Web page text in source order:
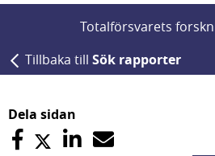
Totalförsvarets
Tillbaka till Sök rapporter
Dela sidan